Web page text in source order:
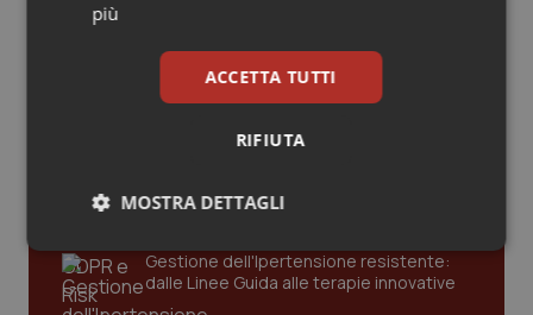
Quotidiano Cardiologia
Quotidiano Chirurgia
Quotidiano Pediatria
Rene & patologie urogenitali
Ultime analisi e review da QS Pro
Cloud sanitario: infrastrutture,
Gestione dell'Ipertensione resistente:
dalle Linee Guida alle terapie innovative
più
ACCETTA TUTTI
RIFIUTA
MOSTRA DETTAGLI
Necessari Statistici Marketing